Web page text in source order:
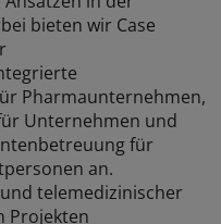
bieten wir Case
Pharmaunternehmen,
Unternehmen und
für
an.
telemedizinischer
Projekten